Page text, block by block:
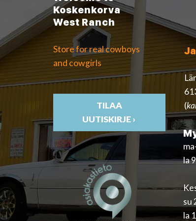
Koskenkorva
West Ranch
Store for real cowboys
and cowgirls
TILAA
UUTISKIRJE ›
(
la
su
la